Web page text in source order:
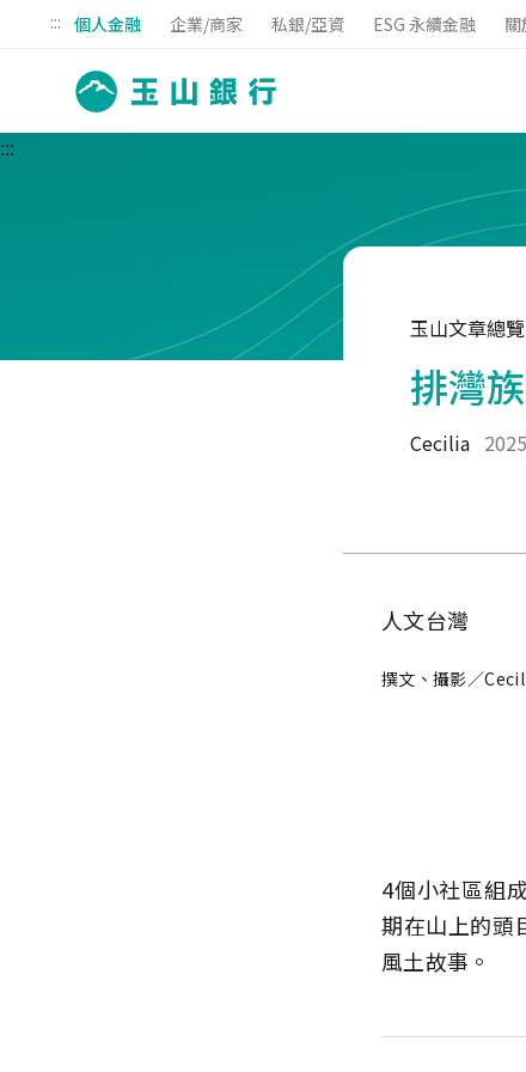
::: 個人金融 企業/商家 私銀/亞資 ESG 永續金融
:::
玉山文章總覽
排灣
Cecilia
人文台灣
撰文、攝影／
4個小社區組
期在山上的頭
風土故事。